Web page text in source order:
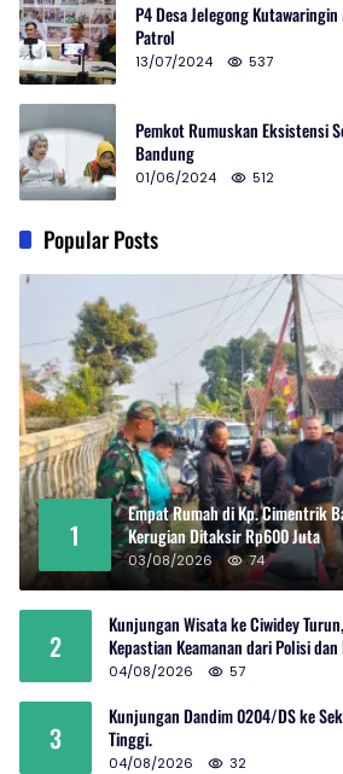
P4 Desa Jelegong
Patrol
13/07/2024 537
Pemkot Rumuskan Eksistensi
Bandung
01/06/2024 512
Popular Posts
1
Empat Rumah di Kp. Cimentrik
Kerugian Ditaksir Rp600 Juta
03/08/2026 74
2
Kunjungan Wisata ke Ciwidey
Kepastian Keamanan dari Polisi
04/08/2026 57
3
Kunjungan Dandim 0204/DS ke
Tinggi.
04/08/2026 32